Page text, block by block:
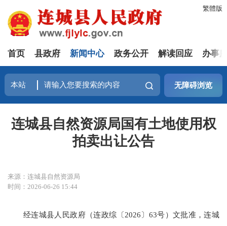
繁體版
首页 县政府 新闻中心 政务公开 解读回应 办事
无障碍浏览
连城县自然资源局国有土地使用权
拍卖出让公告
来源：连城县自然资源局
时间：2026-06-26 15:44
经连城县人民政府（连政综〔2026〕63号）文批准，连城